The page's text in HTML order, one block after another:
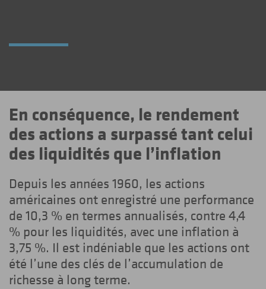
En conséquence, le rendement
des actions a surpassé tant celui
des liquidités que l’inflation
Depuis les années 1960, les actions
américaines ont enregistré une performance
de 10,3 % en termes annualisés, contre 4,4
% pour les liquidités, avec une inflation à
3,75 %. Il est indéniable que les actions ont
été l’une des clés de l’accumulation de
richesse à long terme.